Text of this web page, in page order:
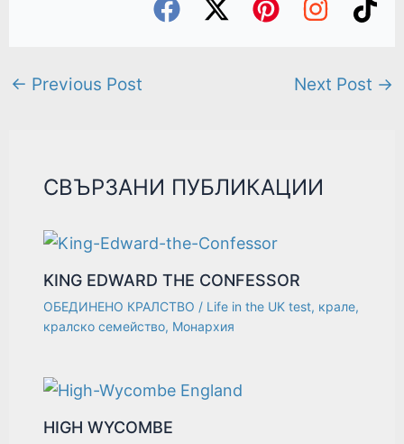
← Previous Post Next Post →
СВЪРЗАНИ ПУБЛИКАЦИИ
KING EDWARD THE CONFESSOR
ОБЕДИНЕНО КРАЛСТВО / Life in the UK test, крале,
кралско семейство, Монархия
HIGH WYCOMBE